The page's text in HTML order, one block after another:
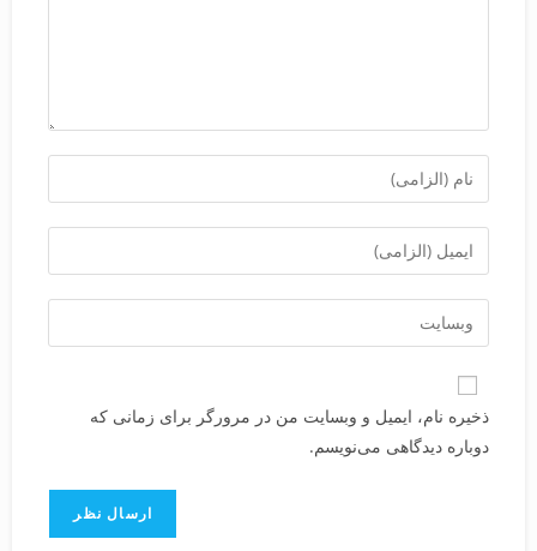
ذخیره نام، ایمیل و وبسایت من در مرورگر برای زمانی که
دوباره دیدگاهی می‌نویسم.